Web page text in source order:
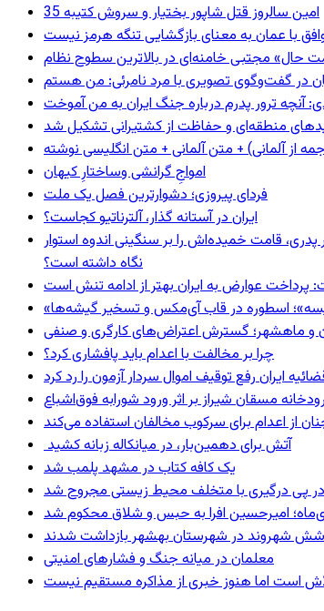
35 امین سالروز قتل شاپور بختیار و سروش کتیبه
با عمان به معنای بازگشایی تنگه هرمز نیست
حال» مجتبی خامنه‌ای در بالاترین سطوح نظام
آنچه ترور پدرم درباره جنگ ایران به من آموخت
منطقه‌ای و حفاظت از کشتیرانی تشکیل شد
از آلمانی) + متن آلمانی + متن انگلیسی نوشته
‌امواجِ گرانشی وساختارِ کیهان
فردای پیروزی؛ دشوارترین فصل یک ملت
ایران در آستانه گذار، آلترناتیو کجاست؟
قامت خمیده‌اش را بر سنگینی اندوه استوار
نگاه داشته است؟
پرداخت عوارض به ایران بهتر از ادامه تنش است
اسطوره در قاب آی‌مکس و تسخیر گیشه‌ها
و ماهشهر؛ گسترش اعتراض‌های کارگری و صنفی
چرا بر مخالفت با اعدام باید پافشاری کرد؟
ایران رفع توقیف اموال سردار آزمون را رد کرد
از اعدام برای سرکوب مخالفان استفاده می‌کند
آتش برای دهمین‌بار، در میانکاله زبانه کشید
یک کافه کتاب در مشهد پلمب شد
پی درگیری با متخلف محیط زیستی مجروح شد
امیرحسین افرا به حبس و شلاق محکوم شد
شش شهروند در شهرستان بهشهر بازداشت شدند
معلمان در میانه جنگ و فشارهای امنیتی
است اما هنوز خبری از مذاکره مستقیم نیست